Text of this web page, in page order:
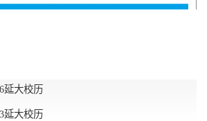
延大校历
延大校历